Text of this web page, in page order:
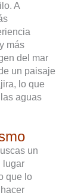
A
más
del mar
un paisaje
lo que
aguas
un
lugar
que lo